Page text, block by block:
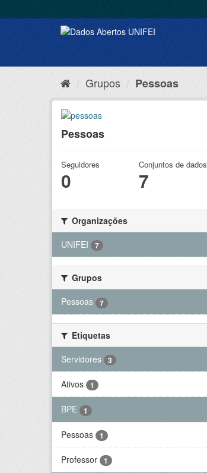
Grupos Pessoas
Pessoas
Seguidores
0
Conjuntos de dados
7
Organizações
UNIFEI
7
Grupos
Pessoas
7
Etiquetas
Servidores
3
Ativos 1
BPE 1
Pessoas 1
Professor 1